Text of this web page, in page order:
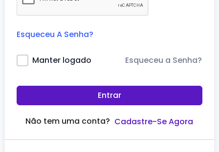
Esqueceu A Senha?
Manter logado Esqueceu a Senha?
Entrar
Não tem uma conta? Cadastre-Se Agora